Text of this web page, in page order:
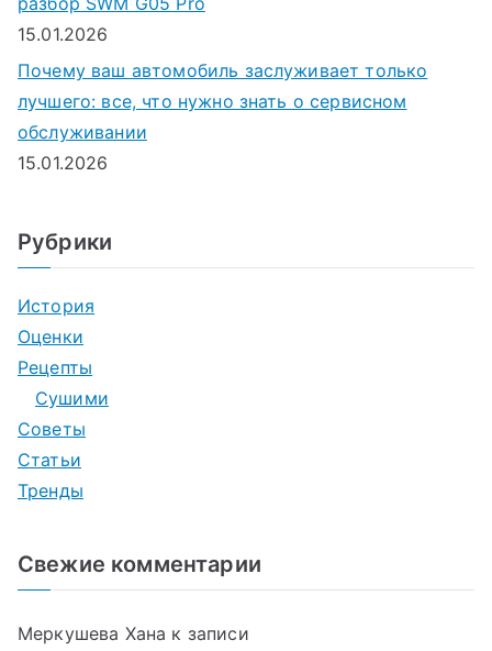
15.01.2026
Почему ваш автомобиль заслуживает только
лучшего: все, что нужно знать о сервисном
обслуживании
15.01.2026
Рубрики
История
Оценки
Рецепты
Сушими
Советы
Статьи
Тренды
Свежие комментарии
Меркушева Хана к записи